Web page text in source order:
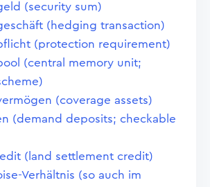
(security sum)
(hedging transaction)
(protection requirement)
(central memory unit;
(coverage assets)
(demand deposits; checkable
(land settlement credit)
Verhältnis (so auch im